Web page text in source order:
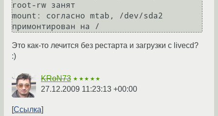
root-rw занят
mount: согласно mtab, /dev/sda2
Это как-то лечится без рестарта и загрузки с livecd?
:)
KRoN73 ★★★★★
27.12.2009 11:23:13 +00:00
Ссылка